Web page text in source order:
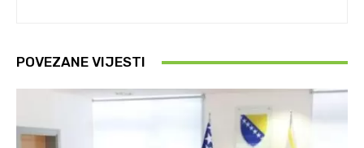
POVEZANE VIJESTI